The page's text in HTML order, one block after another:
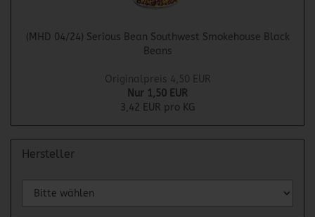
(MHD 04/24) Serious Bean Southwest Smokehouse Black
Beans
Originalpreis 4,50 EUR
Nur 1,50 EUR
3,42 EUR pro KG
Hersteller